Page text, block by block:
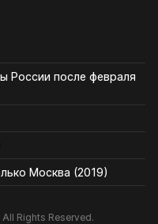
России после февраля
Москва (2019)
Rights Reserved.